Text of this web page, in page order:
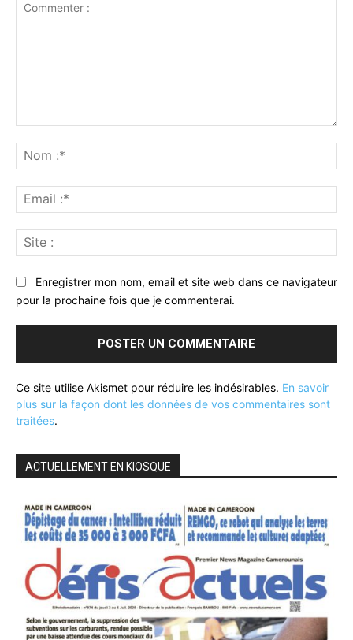
:*
:*
:
Enregistrer mon nom, email et site web dans ce navigateur
pour la prochaine fois que je commenterai.
Ce site utilise Akismet pour réduire les indésirables. En savoir
plus sur la façon dont les données de vos commentaires sont
traitées.
ACTUELLEMENT EN KIOSQUE